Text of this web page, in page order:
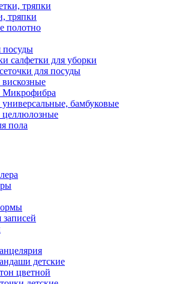
тряпки
тряпки
полотно
посуды
салфетки для уборки
для посуды
Микрофибра
бамбуковые
целлюлозные
пола
записей
детские
цветной